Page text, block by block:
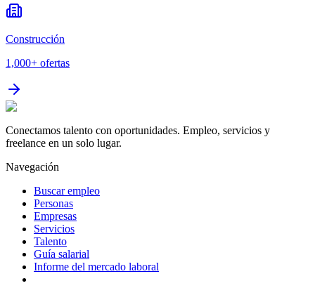
Construcción
1,000+ ofertas
Conectamos talento con oportunidades. Empleo, servicios y
freelance en un solo lugar.
Navegación
Buscar empleo
Personas
Empresas
Servicios
Talento
Guía salarial
Informe del mercado laboral